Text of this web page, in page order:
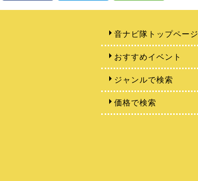
音ナビ隊トップページ
おすすめイベント
ジャンルで検索
価格で検索